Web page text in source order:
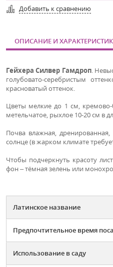
Добавить к сравнению
ОПИСАНИЕ И
Гейхера Силвер Гамдроп.
голубовато-серебристым
красноватый оттенок.
Цветы мелкие до 1 см,
метельчатое, рыхлое 10-20 см в
Почва влажная,
солнце (в жарком климате
Чтобы подчеркнуть красоту
фон – тёмная зелень или
Латинское название
Предпочтительное время
Использование в саду